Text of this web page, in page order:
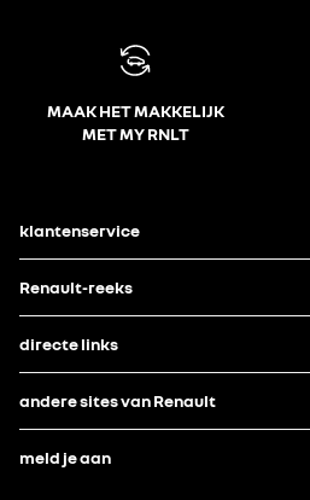
MAAK HET MAKKELIJK
MET MY RNLT
klantenservice
Renault-reeks
directe links
andere sites van Renault
meld je aan